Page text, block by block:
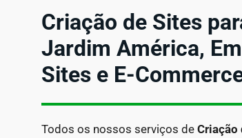
Criação de Sites
Jardim América,
Sites e E-
Todos os nossos serviços de Criação